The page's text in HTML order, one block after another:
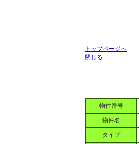
トップページへ
閉じる
物件番号
物件名
タイプ